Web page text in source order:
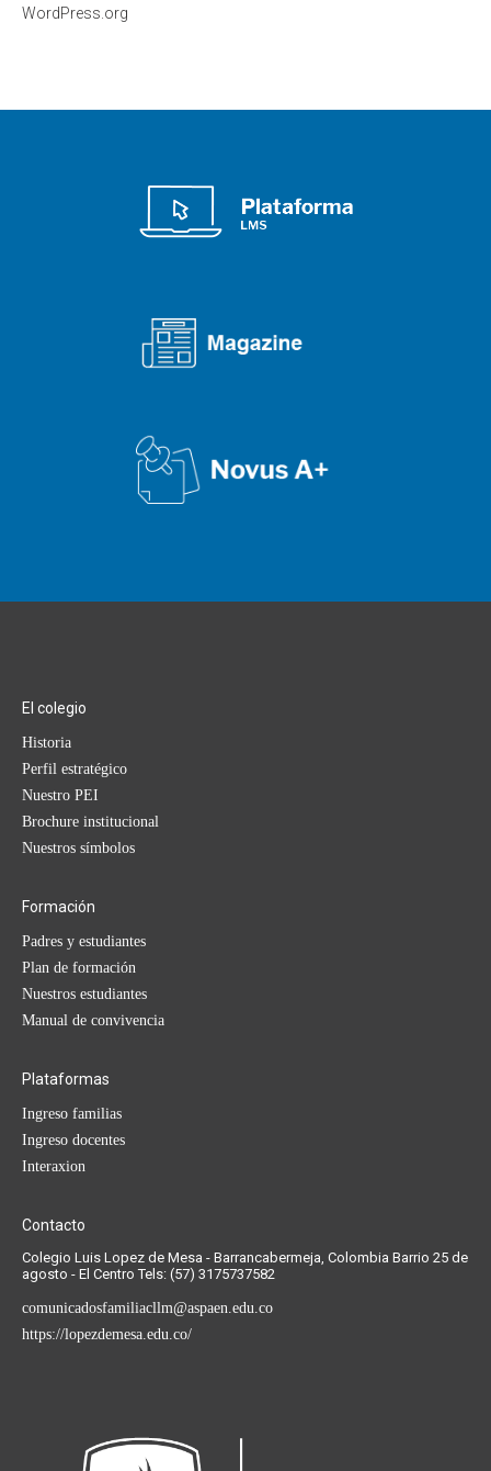
WordPress.org
El colegio
Historia
Perfil estratégico
Nuestro PEI
Brochure institucional
Nuestros símbolos
Formación
Padres y estudiantes
Plan de formación
Nuestros estudiantes
Manual de convivencia
Plataformas
Ingreso familias
Ingreso docentes
Interaxion
Contacto
Colegio Luis Lopez de Mesa - Barrancabermeja, Colombia Barrio 25 de
agosto - El Centro Tels: (57) 3175737582
comunicadosfamiliacllm@aspaen.edu.co
https://lopezdemesa.edu.co/